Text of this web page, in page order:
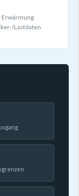
Erwärmung
Lastdaten